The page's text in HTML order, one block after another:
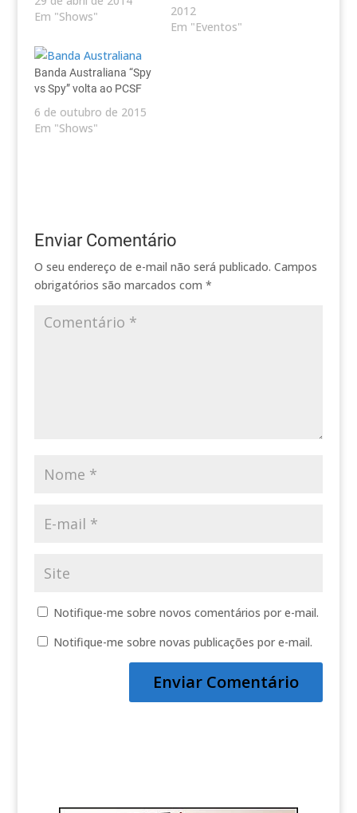
Em "Shows"
combinação perfeita,
encantaram centenas
2012
Em "Eventos"
Banda Australiana “Spy
vs Spy” volta ao PCSF
6 de outubro de 2015
Em "Shows"
Enviar Comentário
O seu endereço de e-mail não será publicado. Campos
obrigatórios são marcados com *
Notifique-me sobre novos comentários por e-mail.
Notifique-me sobre novas publicações por e-mail.